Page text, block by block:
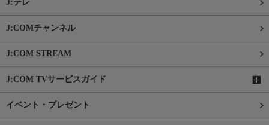
J:テレ
J:COMチャンネル
J:COM STREAM
J:COM TVサービスガイド
イベント・プレゼント